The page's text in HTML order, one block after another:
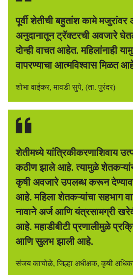
पूर्वी शेतीची बहुतांश कामे
अनुदानातून ट्रॅक्टरची अवजारे
दोन्ही वाचत आहेत. महिलांनाही
वापरण्याचा आत्मविश्वास मिळत
शोभा वाईकर, मावडी सुपे, (ता. पुरंदर)
शेतीमध्ये यांत्रिकीकरणाशिवाय
कठीण झाले आहे. त्यामुळे
कृषी अवजारे उपलब्ध करून
आहे. महिला शेतकऱ्यांचा सहभाग
नावाने अर्ज आणि यंत्रसामग्री
आहे. महाडीबीटी प्रणालीमुळे
आणि सुलभ झाली आहे.
संजय काचोळे, जिल्हा अधीक्षक, कृषी